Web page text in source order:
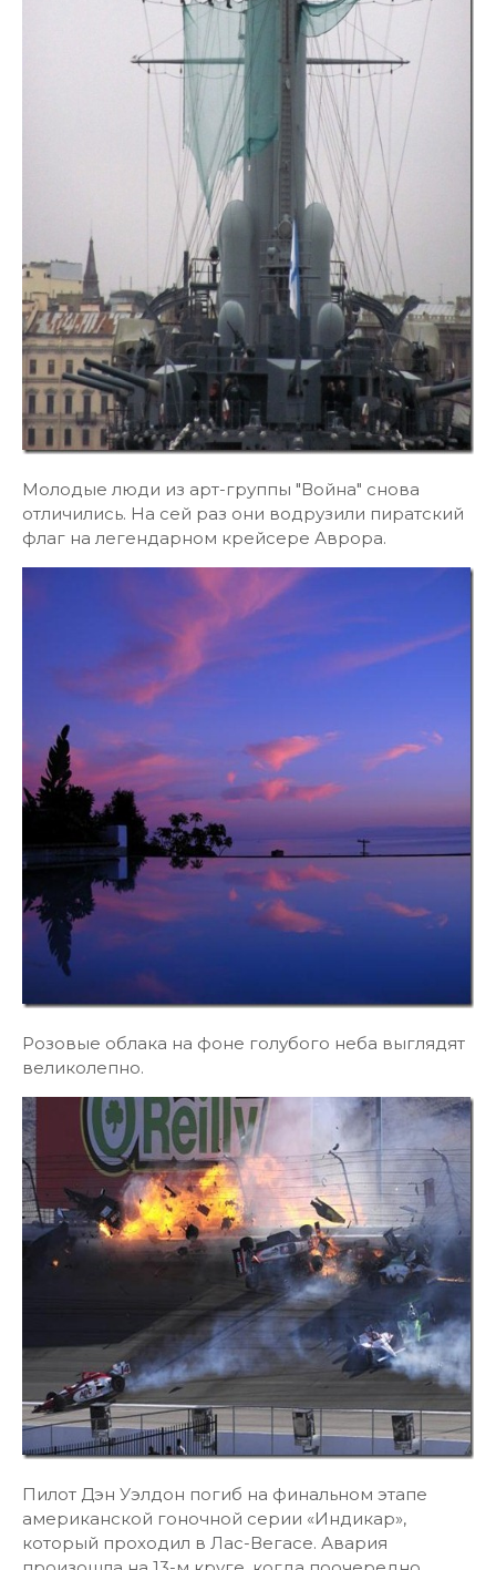
Молодые люди из арт-группы "Война" снова
отличились. На сей раз они водрузили пиратский
флаг на легендарном крейсере Аврора.
Розовые облака на фоне голубого неба выглядят
великолепно.
Пилот Дэн Уэлдон погиб на финальном этапе
американской гоночной серии «Индикар»,
который проходил в Лас-Вегасе. Авария